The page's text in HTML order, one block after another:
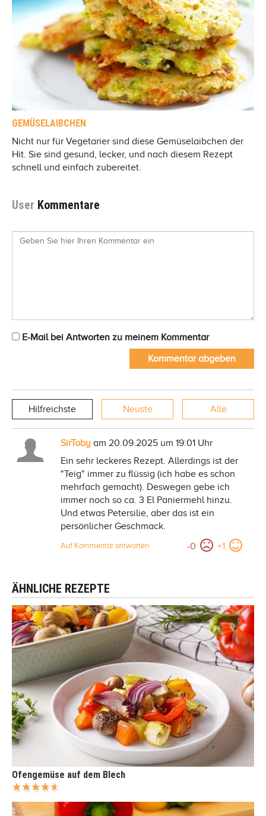
GEMÜSELAIBCHEN
Nicht nur für Vegetarier sind diese Gemüselaibchen der
Hit. Sie sind gesund, lecker, und nach diesem Rezept
schnell und einfach zubereitet.
User Kommentare
E-Mail bei Antworten zu meinem Kommentar
Kommentar abgeben
Hilfreichste Neuste Alle
SirToby am 20.09.2025 um 19:01 Uhr
Ein sehr leckeres Rezept. Allerdings ist der
"Teig" immer zu flüssig (ich habe es schon
mehrfach gemacht). Deswegen gebe ich
immer noch so ca. 3 El Paniermehl hinzu.
Und etwas Petersilie, aber das ist ein
persönlicher Geschmack.
-0 +1
Auf Kommentar antworten
ÄHNLICHE REZEPTE
Ofengemüse auf dem Blech